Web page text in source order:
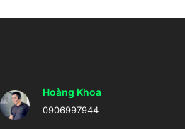
Hoàng Khoa
0906997944